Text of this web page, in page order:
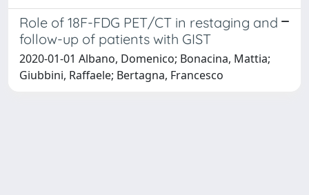
Role of 18F-FDG PET/CT in restaging and
follow-up of patients with GIST
2020-01-01 Albano, Domenico; Bonacina, Mattia;
Giubbini, Raffaele; Bertagna, Francesco